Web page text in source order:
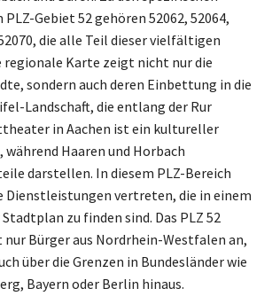
Gebiet 52 gehören 52062, 52064,
die alle Teil dieser vielfältigen
regionale Karte zeigt nicht nur die
sondern auch deren Einbettung in die
Landschaft, die entlang der Rur
in Aachen ist ein kultureller
Haaren und Horbach
darstellen. In diesem PLZ-Bereich
Dienstleistungen vertreten, die in einem
zu finden sind. Das PLZ 52
Bürger aus Nordrhein-Westfalen an,
über die Grenzen in Bundesländer wie
Bayern oder Berlin hinaus.